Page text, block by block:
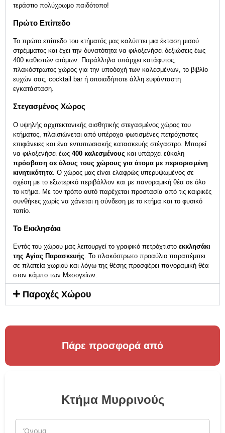
τεράστιο πολύχρωμο παιδότοπο!
Πρώτο Επίπεδο
Το πρώτο επίπεδο του κτήματός μας καλύπτει μια έκταση μισού
στρέμματος και έχει την δυνατότητα να φιλοξενήσει δεξιώσεις έως
400 καθιστών ατόμων. Παράλληλα υπάρχει κατάφυτος,
πλακόστρωτος χώρος για την υποδοχή των καλεσμένων, το βιβλίο
ευχών σας, cocktail bar ή οποιαδήποτε άλλη ευφάνταστη
εγκατάσταση.
Στεγασμένος Χώρος
O υψηλής αρχιτεκτονικής αισθητικής στεγασμένος χώρος του
κτήματος, πλαισιώνεται από υπέροχα φωτισμένες πετρόχτιστες
επιφάνειες και ένα εντυπωσιακής κατασκευής στέγαστρο. Μπορεί
να φιλοξενήσει έως 400 καλεσμένους και υπάρχει εύκολη
πρόσβαση σε όλους τους χώρους για άτομα με περιορισμένη
κινητικότητα . O χώρος μας είναι ελαφρώς υπερυψωμένος σε
σχέση με το εξωτερικό περιβάλλον και με πανοραμική θέα σε όλο
το κτήμα. Με τον τρόπο αυτό παρέχεται προστασία από τις καιρικές
συνθήκες χωρίς να χάνεται η σύνδεση με το κτήμα και το φυσικό
τοπίο.
Το Εκκλησάκι
Εντός του χώρου μας λειτουργεί το γραφικό πετρόχτιστο εκκλησάκι
της Αγίας Παρασκευής. Το πλακόστρωτο προαύλιο παραπέμπει
σε πλατεία χωριού και λόγω της θέσης προσφέρει πανοραμική θέα
στον κάμπο των Μεσογείων.
Παροχές Χώρου
Πάρε προσφορά από
Κτήμα Μυρρινούς